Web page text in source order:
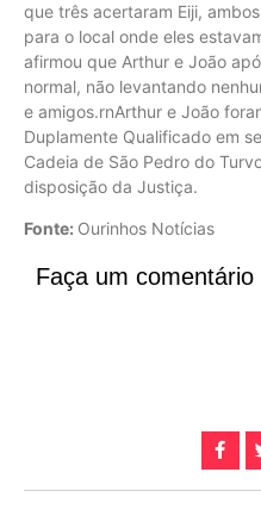
que três acertaram Eiji,
para o local onde eles
afirmou que Arthur e João
normal, não levantando
e amigos.rnArthur e João
Duplamente Qualificado em
Cadeia de São Pedro do
disposição da Justiça.
Fonte: Ourinhos Notícias
Faça um comentário